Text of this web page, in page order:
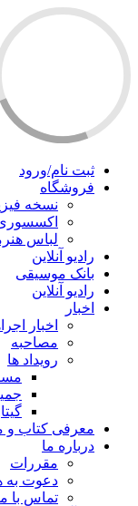
ثبت نام/ورود
فروشگاه
نسخه
لباس
رادیو آنلاین
بانک موسیقی
رادیو آنلاین
اخبار
اخبار
مصاحبه
رویداد ها
معرفی کتاب و
درباره ما
مقررات
دعوت به
تماس با